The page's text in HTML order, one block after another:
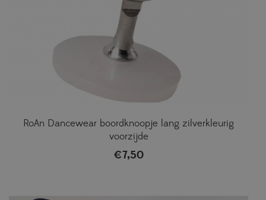
RoAn Dancewear boordknoopje lang zilverkleurig
voorzijde
€7,50